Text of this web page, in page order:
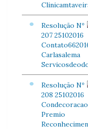
Resolução Nº
207 25102016
Carlasalema
Resolução Nº
208 25102016
Condecoracao
Premio